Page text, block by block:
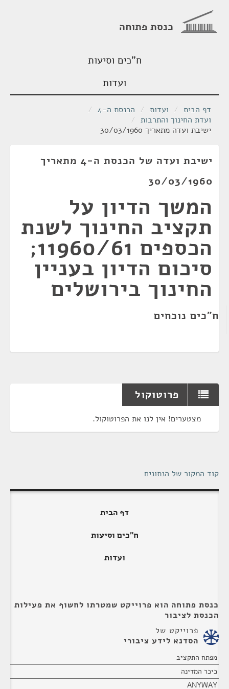
כנסת פתוחה
ח"כים וסיעות
ועדות
דף הבית / ועדות / הכנסת ה-4
/
ועדת החינוך והתרבות /
ישיבת ועדה מתאריך 30/03/1960
ישיבת ועדה של הכנסת ה-4 מתאריך
30/03/1960
המשך הדיון על
תקציב החינוך לשנת
הכספים 11960/61;
סיכום הדיון בעניין
החינוך בירושלים
ח"כים נוכחים
פרוטוקול
מצטערים! אין לנו את הפרוטוקול.
קוד המקור של הנתונים
דף הבית
ח"כים וסיעות
ועדות
כנסת פתוחה הוא פרוייקט שמטרתו לחשוף את פעילות
הכנסת לציבור
פרוייקט של
הסדנא לידע ציבורי
מפתח התקציב
כיכר המדינה
ANYWAY